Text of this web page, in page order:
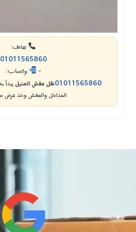
هاتف:
01011565860
– واتساب:
01011565860نقل عفش المنيل
المداخل والعفش وخد